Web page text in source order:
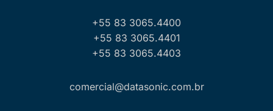
+55 83 3065.4400
+55 83 3065.4401
+55 83 3065.4403
comercial@datasonic.com.br